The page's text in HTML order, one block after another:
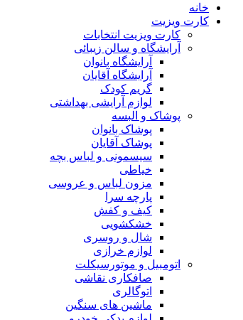
خانه
کارت ویزیت
کارت ویزیت انتخابات
آرایشگاه و سالن زیبائی
آرایشگاه بانوان
آرایشگاه آقایان
گریم کودک
لوازم آرایشی بهداشتی
پوشاک و البسه
پوشاک بانوان
پوشاک آقایان
سیسمونی و لباس بچه
خیاطی
مزون لباس و عروسی
پارچه سرا
کیف و کفش
خشکشویی
شال و روسری
لوازم خرازی
اتومبیل و موتورسیکلت
صافکاری نقاشی
اتوگالری
ماشین های سنگین